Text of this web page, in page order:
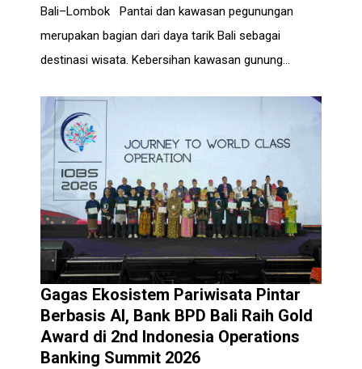
Bali–Lombok Pantai dan kawasan pegunungan
merupakan bagian dari daya tarik Bali sebagai
destinasi wisata. Kebersihan kawasan gunung...
Gagas Ekosistem Pariwisata Pintar
Berbasis AI, Bank BPD Bali Raih Gold
Award di 2nd Indonesia Operations
Banking Summit 2026